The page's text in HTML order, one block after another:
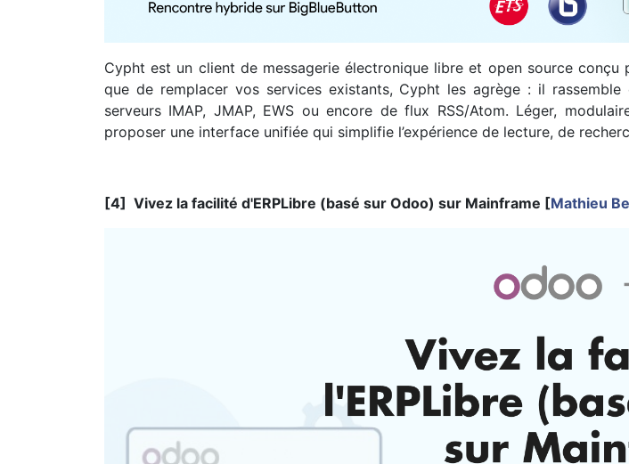
Cypht est un client de messagerie électronique libre et open source
que de remplacer vos services existants, Cypht les agrège : il
serveurs IMAP, JMAP, EWS ou encore de flux RSS/Atom. Léger,
proposer une interface unifiée qui simplifie l’expérience de lecture, de
[4] Vivez la facilité d'ERPLibre (basé sur Odoo) sur Mainframe [Mathieu